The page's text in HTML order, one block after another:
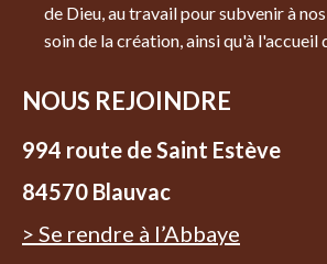
de Dieu, au travail pour subvenir à
soin de la création, ainsi qu'à l'accueil
NOUS REJOINDRE
994 route de Saint Estève
84570 Blauvac
> Se rendre à l’Abbaye